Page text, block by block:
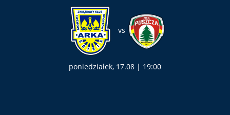
vs
poniedziałek, 17.08 | 19:00